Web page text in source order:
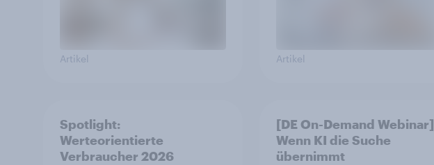
Artikel Artikel
Spotlight:
Werteorientierte
Verbraucher 2026
[DE On-Demand Webinar]
Wenn KI die Suche
übernimmt